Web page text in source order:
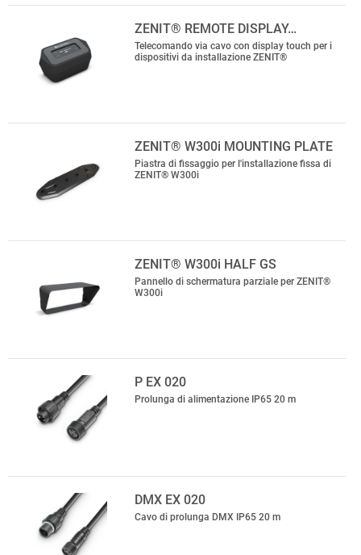
ZENIT® REMOTE DISPLAY…
Telecomando via cavo con display touch per i
dispositivi da installazione ZENIT®
ZENIT® W300i MOUNTING PLATE
Piastra di fissaggio per l'installazione fissa di
ZENIT® W300i
ZENIT® W300i HALF GS
Pannello di schermatura parziale per ZENIT®
W300i
P EX 020
Prolunga di alimentazione IP65 20 m
DMX EX 020
Cavo di prolunga DMX IP65 20 m